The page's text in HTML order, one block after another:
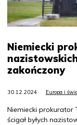
Niemiecki
zakończony
30.12.2024 Europa i
Niemiecki prokurator
ścigał byłych